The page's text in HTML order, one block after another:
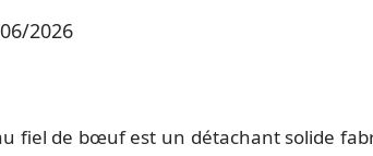
2026
fiel de bœuf est un détachant solide